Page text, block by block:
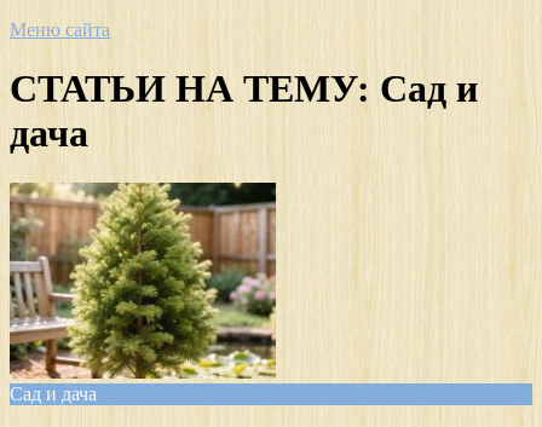
Меню сайта
СТАТЬИ НА ТЕМУ: Сад и
дача
Сад и дача